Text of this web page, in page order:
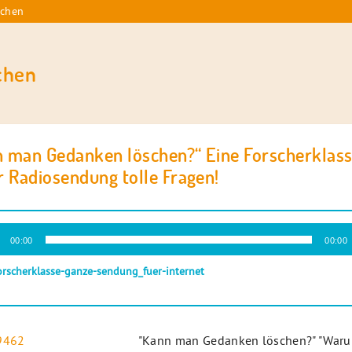
man Gedanken löschen?“ Eine
Radiosendung tolle Fragen!
00:00 00:00
ganze-sendung_fuer-internet
"Kann man Gedanken löschen?"